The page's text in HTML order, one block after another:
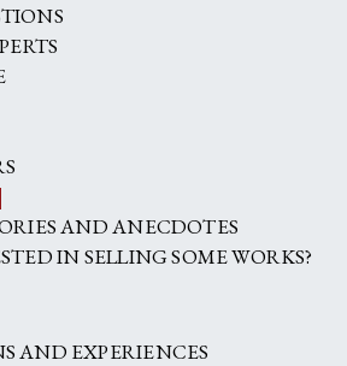
AND ANECDOTES
IN SELLING SOME WORKS?
AND EXPERIENCES